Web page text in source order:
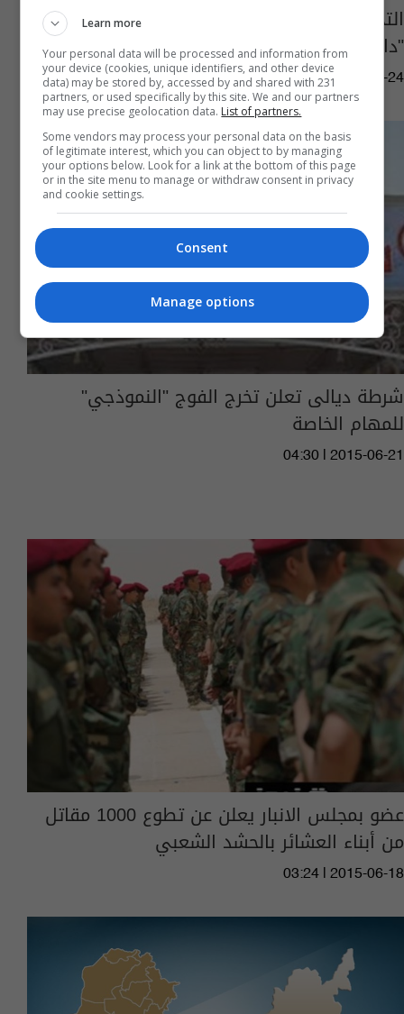
التحالف الدولي ينشر مواقع قصفه لاهداف
"داعش بالعراق وسوريا الاثنين الماضي
06:35 | 2015-06-24
شرطة ديالى تعلن تخرج الفوج "النموذجي"
للمهام الخاصة
04:30 | 2015-06-21
عضو بمجلس الانبار يعلن عن تطوع 1000 مقاتل
من أبناء العشائر بالحشد الشعبي
03:24 | 2015-06-18
Learn more
Your personal data will be processed and information from
your device (cookies, unique identifiers, and other device
data) may be stored by, accessed by and shared with 231
partners, or used specifically by this site. We and our partners
may use precise geolocation data. List of partners.
Some vendors may process your personal data on the basis
of legitimate interest, which you can object to by managing
your options below. Look for a link at the bottom of this page
or in the site menu to manage or withdraw consent in privacy
and cookie settings.
Consent
Manage options